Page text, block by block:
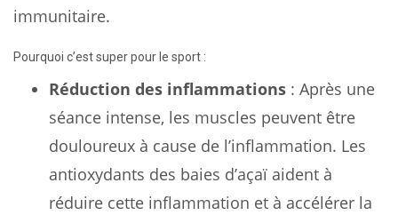
immunitaire.
Pourquoi c’est super pour le sport :
Réduction des inflammations : Après une
séance intense, les muscles peuvent être
douloureux à cause de l’inflammation. Les
antioxydants des baies d’açaï aident à
réduire cette inflammation et à accélérer la